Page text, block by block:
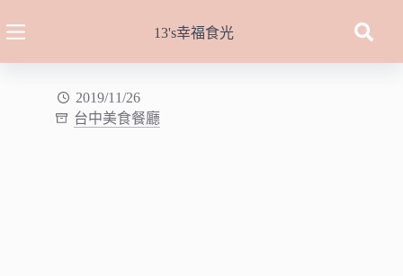
至
13's幸福食光
2019/11/26
台中美食餐廳